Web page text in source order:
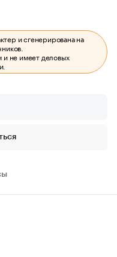
и сгенерирована на
и не имеет деловых